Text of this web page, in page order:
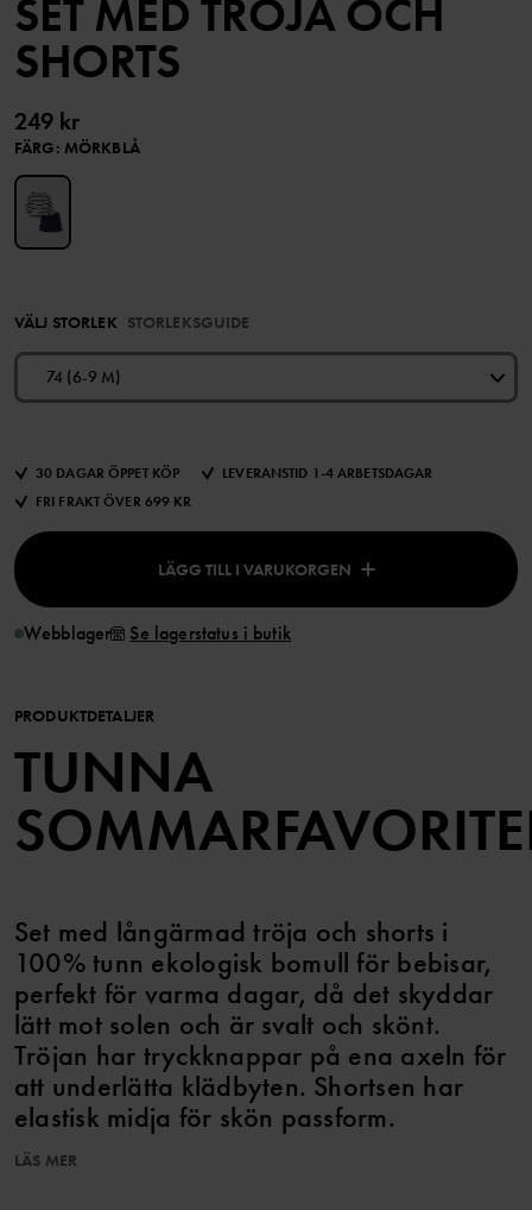
SET MED TRÖJA OCH
SHORTS
249 kr
FÄRG: MÖRKBLÅ
VÄLJ STORLEK STORLEKSGUIDE
74 (6-9 M)
30 DAGAR ÖPPET KÖP
LEVERANSTID 1-4 ARBETSDAGAR
FRI FRAKT ÖVER 699 KR
LÄGG TILL I VARUKORGEN
Webblager Se lagerstatus i butik
PRODUKTDETALJER
TUNNA
Set med långärmad tröja och shorts i
100% tunn ekologisk bomull för bebisar,
perfekt för varma dagar, då det skyddar
lätt mot solen och är svalt och skönt.
Tröjan har tryckknappar på ena axeln för
att underlätta klädbyten. Shortsen har
elastisk midja för skön passform.
LÄS MER